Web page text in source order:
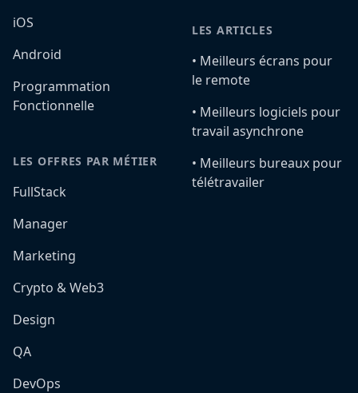
iOS
Android
Programmation
Fonctionnelle
LES OFFRES PAR MÉTIER
FullStack
Manager
Marketing
Crypto & Web3
Design
QA
DevOps
LES ARTICLES
•️ Meilleurs écrans pour
le remote
•️ Meilleurs logiciels pour
travail asynchrone
•️ Meilleurs bureaux pour
télétravailer